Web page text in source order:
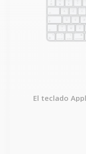
El teclado